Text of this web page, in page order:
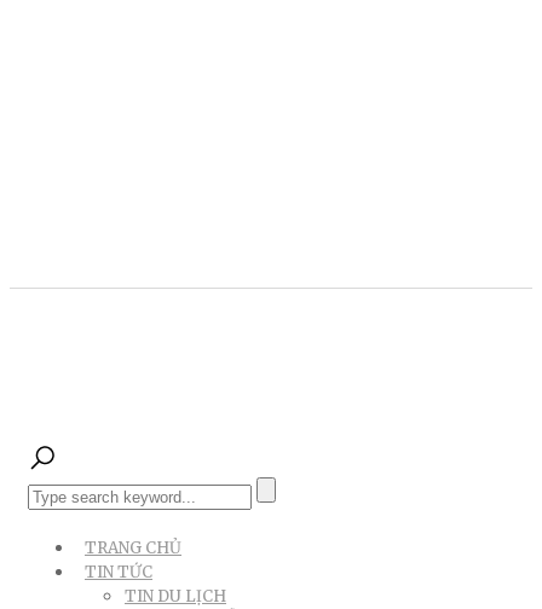
TRANG CHỦ
TIN TỨC
TIN DU LỊCH